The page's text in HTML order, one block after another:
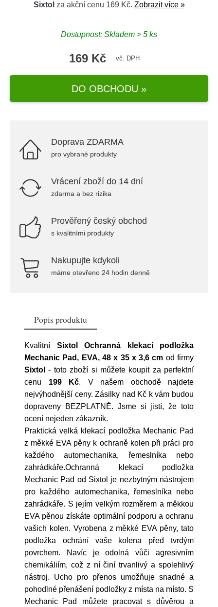
Sixtol za akční cenu 169 Kč. Zobrazit více »
Dostupnost: Skladem > 5 ks
169 Kč vč. DPH
DO OBCHODU »
Doprava ZDARMA
pro vybrané produkty
Vrácení zboží do 14 dní
zdarma a bez rizika
Prověřený český obchod
s kvalitními produkty
Nakupujte kdykoli
máme otevřeno 24 hodin denně
Popis produktu
Kvalitní Sixtol Ochranná klekací podložka
Mechanic Pad, EVA, 48 x 35 x 3,6 cm od firmy
Sixtol - toto zboží si můžete koupit za perfektní
cenu 199 Kč. V našem obchodě najdete
nejvýhodnější ceny. Zásilky nad Kč k vám budou
dopraveny BEZPLATNĚ. Jsme si jistí, že toto
ocení nejeden zákazník.
Praktická velká klekací podložka Mechanic Pad
z měkké EVA pěny k ochraně kolen při práci pro
každého automechanika, řemeslníka nebo
zahrádkáře.Ochranná klekací podložka
Mechanic Pad od Sixtol je nezbytným nástrojem
pro každého automechanika, řemeslníka nebo
zahrádkáře. S jejím velkým rozměrem a měkkou
EVA pěnou získáte optimální podporu a ochranu
vašich kolen. Vyrobena z měkké EVA pěny, tato
podložka ochrání vaše kolena před tvrdým
povrchem. Navíc je odolná vůči agresivním
chemikáliím, což z ní činí trvanlivý a spolehlivý
nástroj. Ucho pro přenos umožňuje snadné a
pohodlné přenášení podložky z místa na místo. S
Mechanic Pad můžete pracovat s důvěrou a